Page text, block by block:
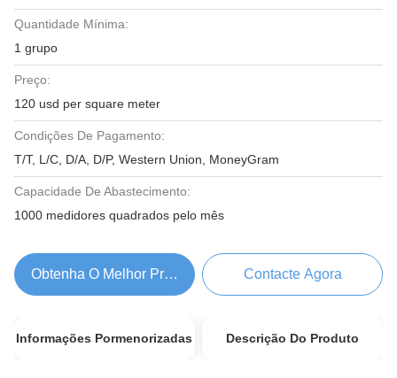
Quantidade Mínima:
1 grupo
Preço:
120 usd per square meter
Condições De Pagamento:
T/T, L/C, D/A, D/P, Western Union, MoneyGram
Capacidade De Abastecimento:
1000 medidores quadrados pelo mês
Obtenha O Melhor Preço Contacte Agora
Informações Pormenorizadas Descrição Do Produto